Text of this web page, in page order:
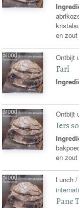
en zout
Ontbijt
Farl
Ontbijt
Iers
en zout
Lunch
Pane